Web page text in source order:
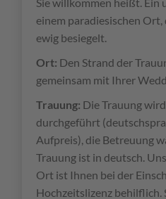
einem paradiesischen Ort,
ewig besiegelt.
Ort: Den Strand der
gemeinsam mit Ihrer
Trauung: Die Trauung
durchgeführt
Aufpreis), die Betreuung
Trauung ist in deutsch.
Ort ist Ihnen bei der
Hochzeitslizenz behilflich.